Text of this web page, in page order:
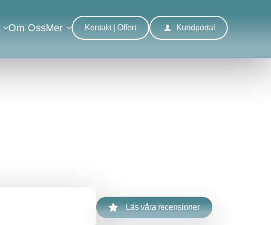
Om OssMer Kontakt | Offert Kundportal
Läs våra recensioner